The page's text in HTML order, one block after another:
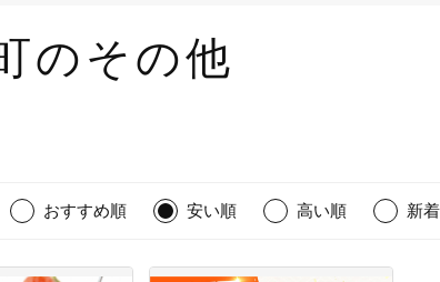
のその他
おすすめ順 安い順 高い順 新